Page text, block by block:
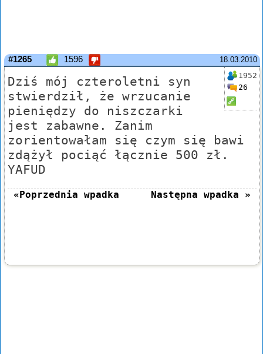
18.03.2010
#1265 1596
1952
26
Dziś mój czteroletni syn
stwierdził, że wrzucanie
pieniędzy do niszczarki
jest zabawne. Zanim
zorientowałam się czym się bawi
zdążył pociąć łącznie 500 zł.
YAFUD
«Poprzednia wpadka Następna wpadka »